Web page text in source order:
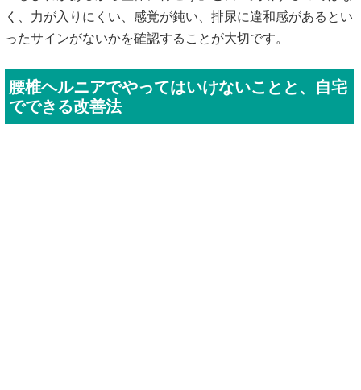
く、力が入りにくい、感覚が鈍い、排尿に違和感があるとい
ったサインがないかを確認することが大切です。
腰椎ヘルニアでやってはいけないことと、自宅
でできる改善法